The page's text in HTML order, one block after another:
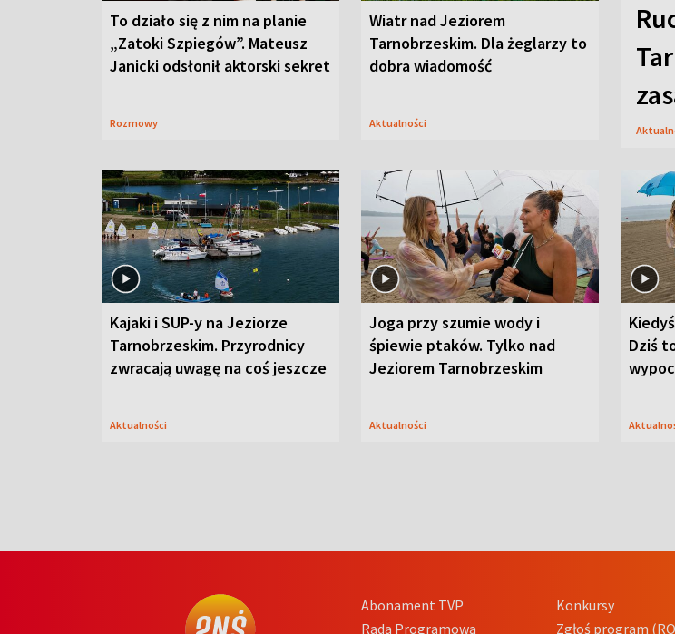
To działo się z nim na planie
„Zatoki Szpiegów”. Mateusz
Janicki odsłonił aktorski sekret
Rozmowy
Wiatr nad Jeziorem
Tarnobrzeskim. Dla żeglarzy to
dobra wiadomość
Aktualności
Kajaki i SUP-y na Jeziorze
Tarnobrzeskim. Przyrodnicy
zwracają uwagę na coś jeszcze
Aktualności
Joga przy szumie wody i
śpiewie ptaków. Tylko nad
Jeziorem Tarnobrzeskim
Aktualności
Dziś
Abonament TVP
Rada Programowa
Konkursy
Zgłoś program